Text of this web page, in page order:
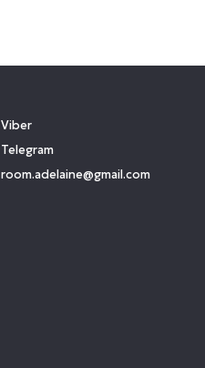
Viber
Telegram
room.adelaine@gmail.com